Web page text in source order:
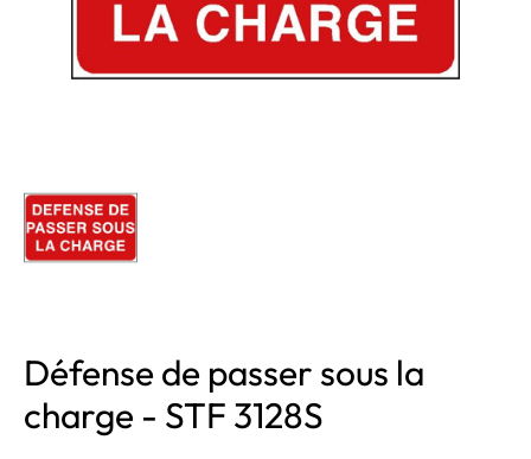
Défense de passer sous la
charge - STF 3128S